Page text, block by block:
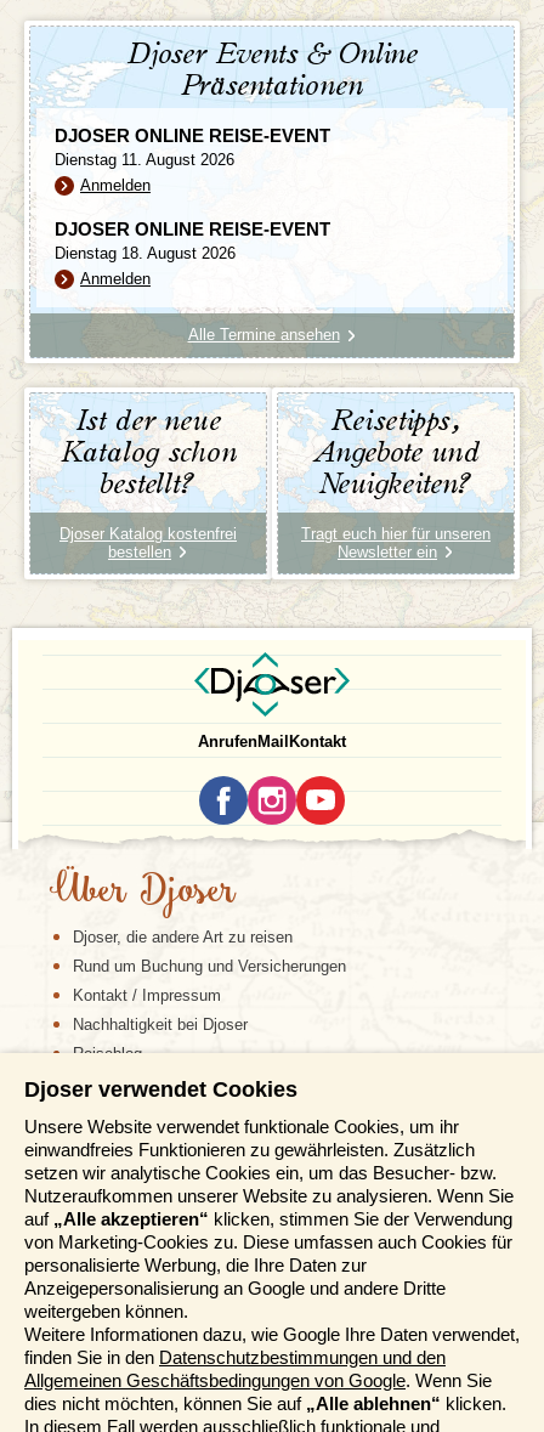
Djoser Events & Online
Präsentationen
DJOSER ONLINE REISE-EVENT
Dienstag 11. August 2026
Anmelden
DJOSER ONLINE REISE-EVENT
Dienstag 18. August 2026
Anmelden
Alle Termine ansehen
Ist der neue
Katalog schon
bestellt?
Djoser Katalog kostenfrei
bestellen
Reisetipps,
Angebote und
Neuigkeiten?
Tragt euch hier für unseren
Newsletter ein
AnrufenMail Kontakt
Über Djoser
Djoser, die andere Art zu reisen
Rund um Buchung und Versicherungen
Kontakt / Impressum
Nachhaltigkeit bei Djoser
Reiseblog
Informationen
Reisemessen
Häufig gestellte Fragen
AGB
Formblatt
Datenschutz
Informationstage
Unser Belgischer Partner
Unser Niederländischer Partner
Sitemap
Cookie-Richtlinie
Djoser verwendet Cookies
Unsere Website verwendet funktionale Cookies, um ihr
einwandfreies Funktionieren zu gewährleisten. Zusätzlich
setzen wir analytische Cookies ein, um das Besucher- bzw.
Nutzeraufkommen unserer Website zu analysieren. Wenn Sie
auf „Alle akzeptieren“ klicken, stimmen Sie der Verwendung
von Marketing-Cookies zu. Diese umfassen auch Cookies für
personalisierte Werbung, die Ihre Daten zur
Anzeigepersonalisierung an Google und andere Dritte
weitergeben können.
Weitere Informationen dazu, wie Google Ihre Daten verwendet,
finden Sie in den Datenschutzbestimmungen und den
Allgemeinen Geschäftsbedingungen von Google. Wenn Sie
dies nicht möchten, können Sie auf „Alle ablehnen“ klicken.
In diesem Fall werden ausschließlich funktionale und